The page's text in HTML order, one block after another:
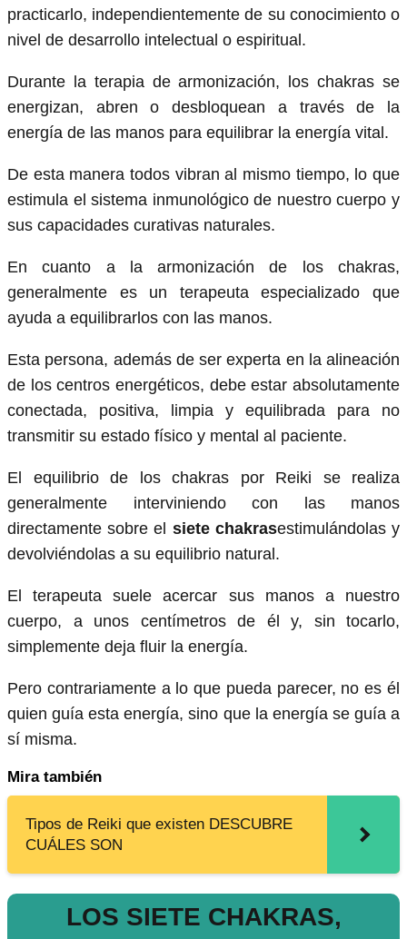
practicarlo, independientemente de su conocimiento o
nivel de desarrollo intelectual o espiritual.
Durante la terapia de armonización, los chakras se
energizan, abren o desbloquean a través de la
energía de las manos para equilibrar la energía vital.
De esta manera todos vibran al mismo tiempo, lo que
estimula el sistema inmunológico de nuestro cuerpo y
sus capacidades curativas naturales.
En cuanto a la armonización de los chakras,
generalmente es un terapeuta especializado que
ayuda a equilibrarlos con las manos.
Esta persona, además de ser experta en la alineación
de los centros energéticos, debe estar absolutamente
conectada, positiva, limpia y equilibrada para no
transmitir su estado físico y mental al paciente.
El equilibrio de los chakras por Reiki se realiza
generalmente interviniendo con las manos
directamente sobre el siete chakrasestimulándolas y
devolviéndolas a su equilibrio natural.
El terapeuta suele acercar sus manos a nuestro
cuerpo, a unos centímetros de él y, sin tocarlo,
simplemente deja fluir la energía.
Pero contrariamente a lo que pueda parecer, no es él
quien guía esta energía, sino que la energía se guía a
sí misma.
Mira también
Tipos de Reiki que existen DESCUBRE
CUÁLES SON
LOS SIETE CHAKRAS,